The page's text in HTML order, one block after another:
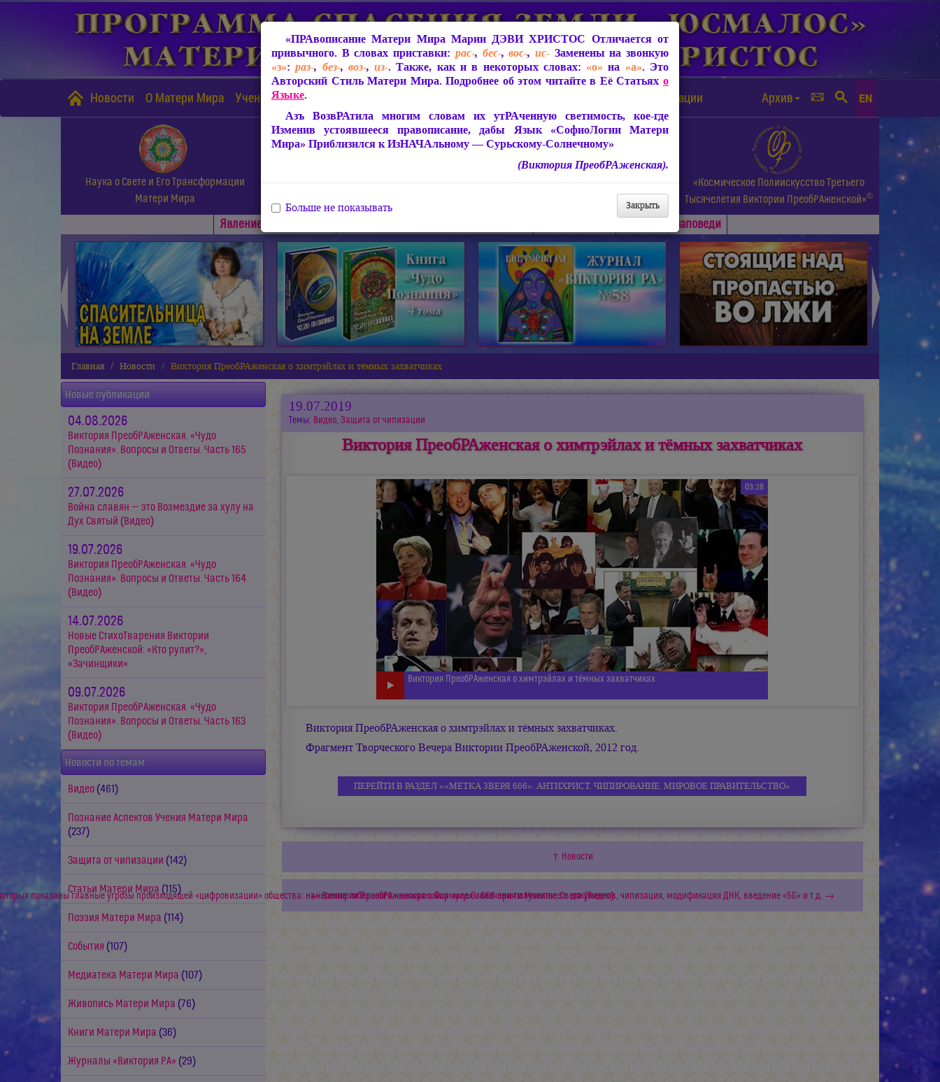
Новости О Матери Мира Учение Матери Мира Защита от чипизации Архив EN
Наука о Свете и Его Трансформации
Матери Мира
СофиоЛогия Матери Мира
Живое Слово Матери Мира.
Статьи, Книги, Видео, Аудио и др.
«Космическое Полиискусство Третьего
Тысячелетия Виктории ПреобРАженской»©
Явлениe Матери Мира Заповеди
◄ ►
Главная Новости Виктория ПреобРАженская о химтрэйлах и тёмных захватчиках
Новые публикации
04.08.2026
Виктория ПреобРАженская. «Чудо
Познания». Вопросы и Ответы. Часть 165
(Видео)
27.07.2026
Война славян — это Возмездие за хулу на
Дух Святый (Видео)
19.07.2026
Виктория ПреобРАженская. «Чудо
Познания». Вопросы и Ответы. Часть 164
(Видео)
14.07.2026
Новые СтихоТварения Виктории
ПреобРАженской: «Кто рулит?»,
«Зачинщики»
09.07.2026
Виктория ПреобРАженская. «Чудо
Познания». Вопросы и Ответы. Часть 163
(Видео)
Новости по темам
Видео (461)
Познание Аспектов Учения Матери Мира
(237)
Защита от чипизации (142)
Статьи Матери Мира (115)
Поэзия Матери Мира (114)
События (107)
Медиатека Матери Мира (107)
Живопись Матери Мира (76)
Книги Матери Мира (36)
Журналы «Виктория РА» (29)
19.07.2019
Темы: Видео, Защита от чипизации
Виктория ПреобРАженская о химтрэйлах и тёмных захватчиках
03:28
Виктория ПреобРАженская о химтрэйлах и тёмных захватчиках
Виктория ПреобРАженская о химтрэйлах и тёмных захватчиках.
Фрагмент Творческого Вечера Виктории ПреобРАженской, 2012 год.
ПЕРЕЙТИ В РАЗДЕЛ ««МЕТКА ЗВЕРЯ 666». АНТИХРИСТ. ЧИПИРОВАНИЕ. МИРОВОЕ ПРАВИТЕЛЬСТВО»
↑ Новости
← Виктория ПреобРАженская о Формуле Озолочения и Молитве Света (Видео)
показаны главные угрозы произходящей «цифровизации» общества: нанесение гибельного«начертания зверя»666 при получении эл. документов, чипизация, модификация ДНК, введение «5G» и т.д. →
«ПРАвописание Матери Мира Марии ДЭВИ ХРИСТОС Отличается от
привычного. В словах приставки: рас-, бес-,вос-, ис-Заменены на звонкую
«з»:раз-, без-, воз-,из-. Также, как и в некоторых словах: «о» на «а». Это
Авторский Стиль Матери Мира. Подробнее об этом читайте в Её Статьях о
Языке.
Азъ ВозвРАтила многим словам их утРАченную светимость, кое-где
Изменив устоявшееся правописание, дабы Язык «СофиоЛогии Матери
Мира» Приблизился к ИзНАЧАльному — Сурьскому-Солнечному»
(Виктория ПреобРАженская).
Закрыть
Больше не показывать